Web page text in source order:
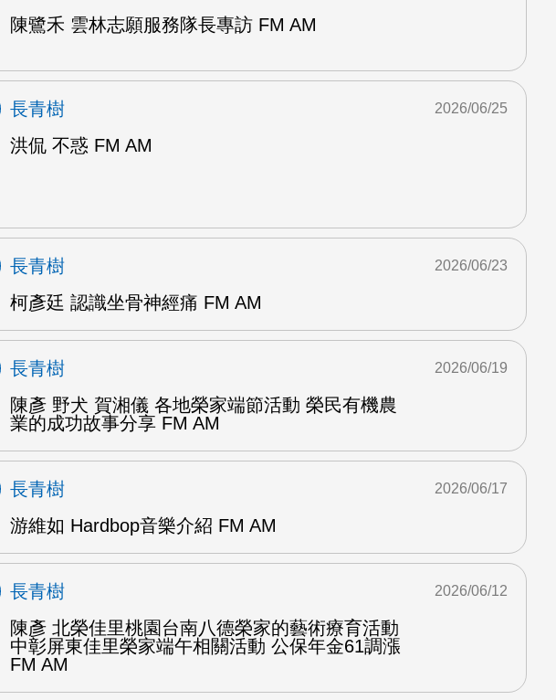
陳鷺禾 雲林志願服務隊長專訪 FM AM
長青樹
洪侃 不惑 FM AM
2026/06/25
長青樹
柯彥廷 認識坐骨神經痛 FM AM
2026/06/23
長青樹
陳彥 野犬 賀湘儀 各地榮家端節活動 榮民有機農
業的成功故事分享 FM AM
2026/06/19
長青樹
游維如 Hardbop音樂介紹 FM AM
2026/06/17
長青樹
陳彥 北榮佳里桃園台南八德榮家的藝術療育活動
中彰屏東佳里榮家端午相關活動 公保年金61調漲
FM AM
2026/06/12